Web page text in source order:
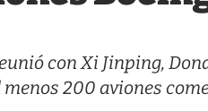
con Xi Jinping,
200 aviones